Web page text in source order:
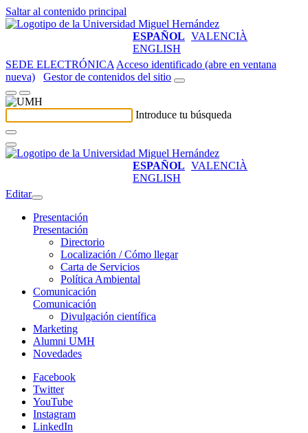
Saltar al contenido principal
ESPAÑOL VALENCIÀ
ENGLISH
SEDE ELECTRÓNICA Acceso identificado (abre en ventana
nueva)
Gestor de contenidos del sitio
Introduce tu búsqueda
ESPAÑOL VALENCIÀ
ENGLISH
Editar
Presentación
Presentación
Directorio
Localización / Cómo llegar
Carta de Servicios
Política Ambiental
Comunicación
Comunicación
Divulgación científica
Marketing
Alumni UMH
Novedades
Facebook
Twitter
YouTube
Instagram
LinkedIn